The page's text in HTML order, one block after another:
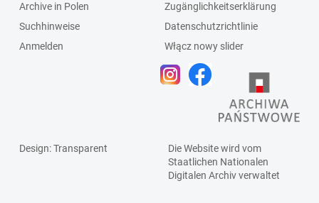
Archive in Polen
Suchhinweise
Anmelden
Zugänglichkeitserklärung
Datenschutzrichtlinie
Włącz nowy slider
Design: Transparent
Die Website wird vom
Staatlichen Nationalen
Digitalen Archivverwaltet